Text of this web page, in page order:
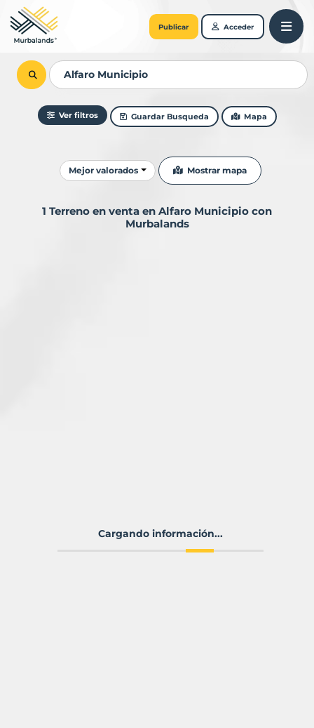
Publicar Acceder
Ver filtros Guardar Busqueda Mapa
Ordenar resultados
Mejor valorados Mostrar mapa
1 Terreno en venta en Alfaro Municipio con
Murbalands
Cargando información...